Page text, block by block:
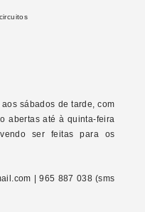
sábados de tarde, com
abertas até à quinta-feira
ser feitas para os
| 965 887 038 (sms